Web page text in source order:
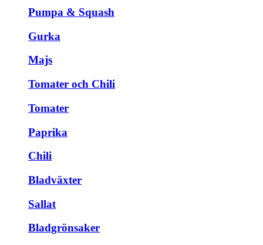
Pumpa & Squash
Gurka
Majs
Tomater och Chili
Tomater
Paprika
Chili
Bladväxter
Sallat
Bladgrönsaker